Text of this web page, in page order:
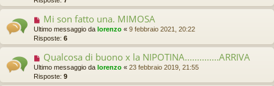
Mi son fatto una. MIMOSA
Ultimo messaggio da lorenzo « 9 febbraio 2021, 20:22
Risposte: 6
Qualcosa di buono x la NIPOTINA..............ARRIVA
Ultimo messaggio da lorenzo « 23 febbraio 2019, 21:55
Risposte: 9